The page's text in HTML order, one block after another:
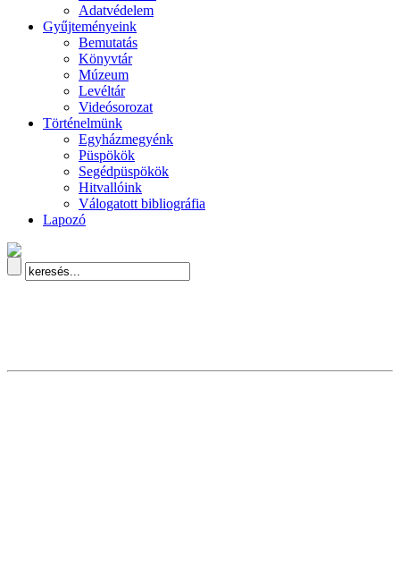
Adatvédelem
Gyűjteményeink
Bemutatás
Könyvtár
Múzeum
Levéltár
Videósorozat
Történelmünk
Egyházmegyénk
Püspökök
Segédpüspökök
Hitvallóink
Válogatott bibliográfia
Lapozó